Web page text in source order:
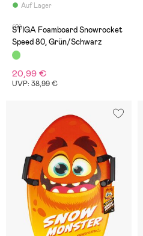
Auf Lager
(9)
STIGA Foamboard Snowrocket
Speed 80, Grün/Schwarz
20,99 €
UVP: 38,99 €